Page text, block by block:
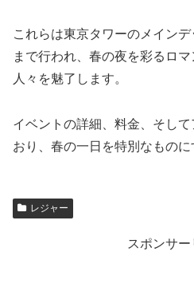
これらは東京タワーのメイン
まで行われ、春の夜を彩るロ
人々を魅了します。
イベントの詳細、料金、そし
おり、春の一日を特別なものに
レジャー
スポンサー